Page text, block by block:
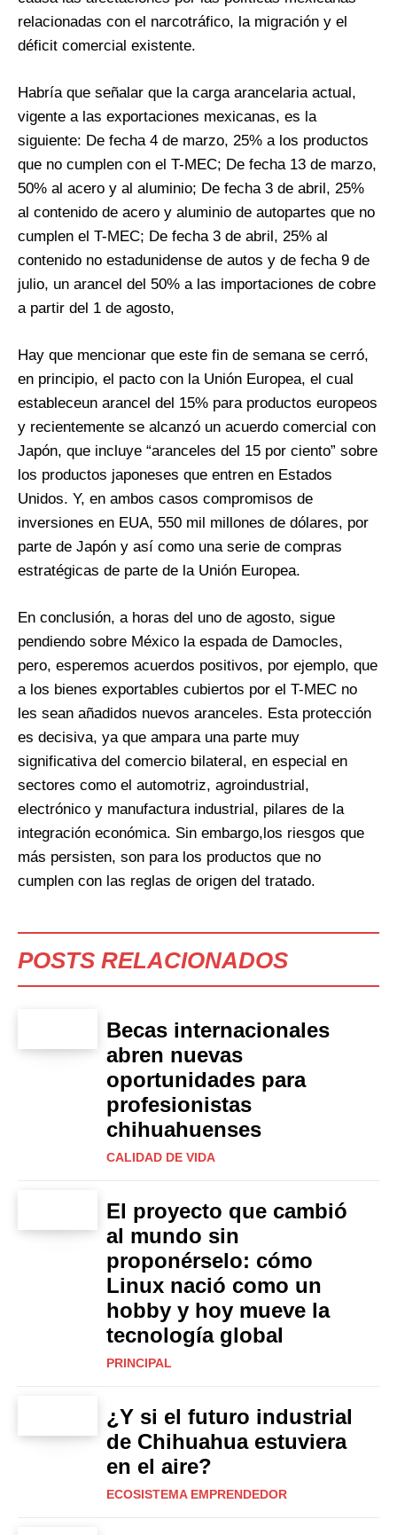
relacionadas con el narcotráfico, la migración y el
déficit comercial existente.
Habría que señalar que la carga arancelaria actual,
vigente a las exportaciones mexicanas, es la
siguiente: De fecha 4 de marzo, 25% a los productos
que no cumplen con el T-MEC; De fecha 13 de marzo,
50% al acero y al aluminio; De fecha 3 de abril, 25%
al contenido de acero y aluminio de autopartes que no
cumplen el T-MEC; De fecha 3 de abril, 25% al
contenido no estadunidense de autos y de fecha 9 de
julio, un arancel del 50% a las importaciones de cobre
a partir del 1 de agosto,
Hay que mencionar que este fin de semana se cerró,
en principio, el pacto con la Unión Europea, el cual
estableceun arancel del 15% para productos europeos
y recientemente se alcanzó un acuerdo comercial con
Japón, que incluye “aranceles del 15 por ciento” sobre
los productos japoneses que entren en Estados
Unidos. Y, en ambos casos compromisos de
inversiones en EUA, 550 mil millones de dólares, por
parte de Japón y así como una serie de compras
estratégicas de parte de la Unión Europea.
En conclusión, a horas del uno de agosto, sigue
pendiendo sobre México la espada de Damocles,
pero, esperemos acuerdos positivos, por ejemplo, que
a los bienes exportables cubiertos por el T-MEC no
les sean añadidos nuevos aranceles. Esta protección
es decisiva, ya que ampara una parte muy
significativa del comercio bilateral, en especial en
sectores como el automotriz, agroindustrial,
electrónico y manufactura industrial, pilares de la
integración económica. Sin embargo,los riesgos que
más persisten, son para los productos que no
cumplen con las reglas de origen del tratado.
POSTS RELACIONADOS
Becas internacionales
abren nuevas
oportunidades para
profesionistas
chihuahuenses
CALIDAD DE VIDA
El proyecto que cambió
al mundo sin
proponérselo: cómo
Linux nació como un
hobby y hoy mueve la
tecnología global
PRINCIPAL
¿Y si el futuro industrial
de Chihuahua estuviera
en el aire?
ECOSISTEMA EMPRENDEDOR